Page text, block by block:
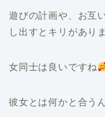
遊びの計画や、お互
し出すとキリがあり
女同士は良いですね
彼女とは何かと合う